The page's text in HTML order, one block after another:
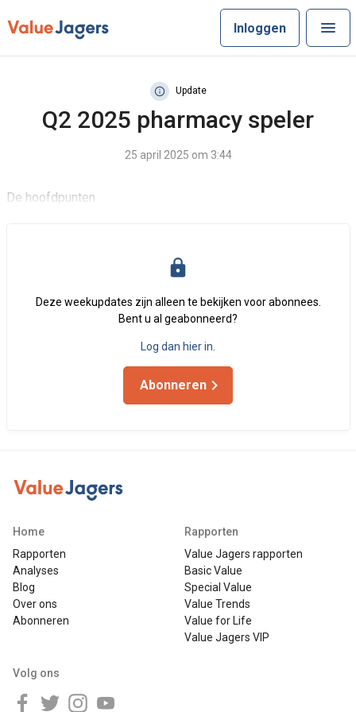
Inloggen
Update
Q2 2025 pharmacy speler
25 april 2025 om 3:44
De hoofdpunten
Deze weekupdates zijn alleen te bekijken voor abonnees.
Bent u al geabonneerd?
Log dan hier in.
Abonneren
Home
Rapporten
Analyses
Blog
Over ons
Abonneren
Rapporten
Value Jagers rapporten
Basic Value
Special Value
Value Trends
Value for Life
Value Jagers VIP
Volg ons